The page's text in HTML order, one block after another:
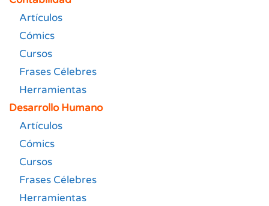
Artículos
Cómics
Cursos
Frases Célebres
Herramientas
Desarrollo Humano
Artículos
Cómics
Cursos
Frases Célebres
Herramientas